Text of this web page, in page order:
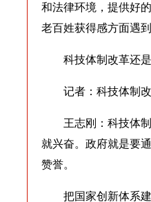
和法律环境，提供好
老百姓获得感方面遇
科技体制改革还是
记者：科技体制改
王志刚：科技体制
就兴奋。政府就是要
赞誉。
把国家创新体系建